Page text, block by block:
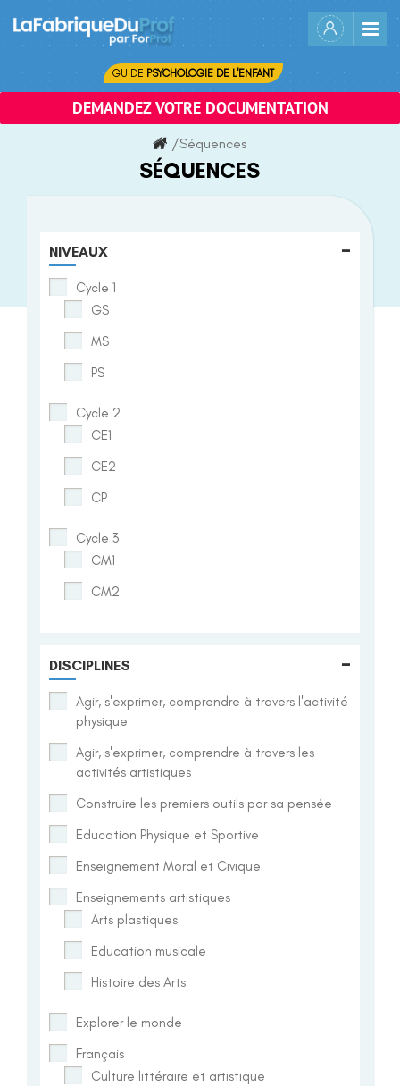
content
GUIDE PSYCHOLOGIE DE L'ENFANT
DEMANDEZ VOTRE DOCUMENTATION
/Séquences
SÉQUENCES
NIVEAUX -
Cycle 1
GS
MS
PS
Cycle 2
CE1
CE2
CP
Cycle 3
CM1
CM2
DISCIPLINES -
Agir, s'exprimer, comprendre à travers l'activité
physique
Agir, s'exprimer, comprendre à travers les
activités artistiques
Construire les premiers outils par sa pensée
Education Physique et Sportive
Enseignement Moral et Civique
Enseignements artistiques
Arts plastiques
Education musicale
Histoire des Arts
Explorer le monde
Français
Culture littéraire et artistique